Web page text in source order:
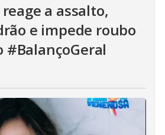
a assalto,
e impede roubo
#BalançoGeral